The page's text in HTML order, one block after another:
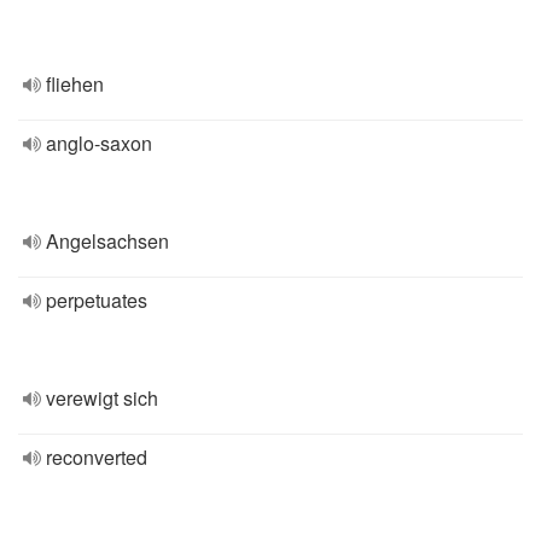
fliehen
anglo-saxon
Angelsachsen
perpetuates
verewigt sich
reconverted